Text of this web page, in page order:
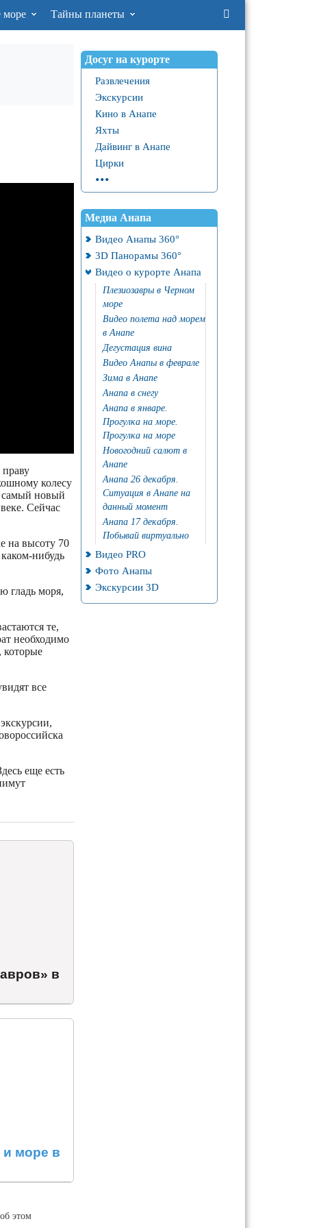
море Тайны планеты
колесу
самый новый
Сейчас
на высоту 70
нибудь
гладь моря,
те,
необходимо
которые
все
еще есть
в
и море в
этом
Досуг на курорте
Развлечения
Экскурсии
Кино в Анапе
Яхты
Дайвинг в Анапе
Цирки
...
Медиа Анапа
Видео Анапы 360°
3D Панорамы 360°
Видео о курорте Анапа
Плезиозавры в Черном
море
Видео полета над морем
в Анапе
Дегустация вина
Видео Анапы в феврале
Зима в Анапе
Анапа в снегу
Анапа в январе.
Прогулка на море.
Прогулка на море
Новогодний салют в
Анапе
Анапа 26 декабря.
Ситуация в Анапе на
данный момент
Анапа 17 декабря.
Побывай виртуально
Видео PRO
Фото Анапы
Экскурсии 3D